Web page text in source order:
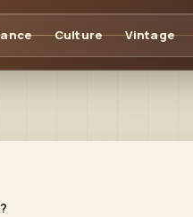
Culture Vintage